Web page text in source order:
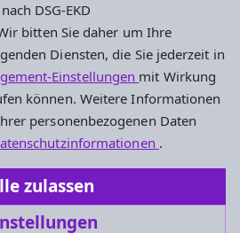
DSG-EKD
bitten Sie daher um Ihre
Diensten, die Sie jederzeit in
Einstellungen mit Wirkung
können. Weitere Informationen
personenbezogenen Daten
.
zulassen
an der Dill